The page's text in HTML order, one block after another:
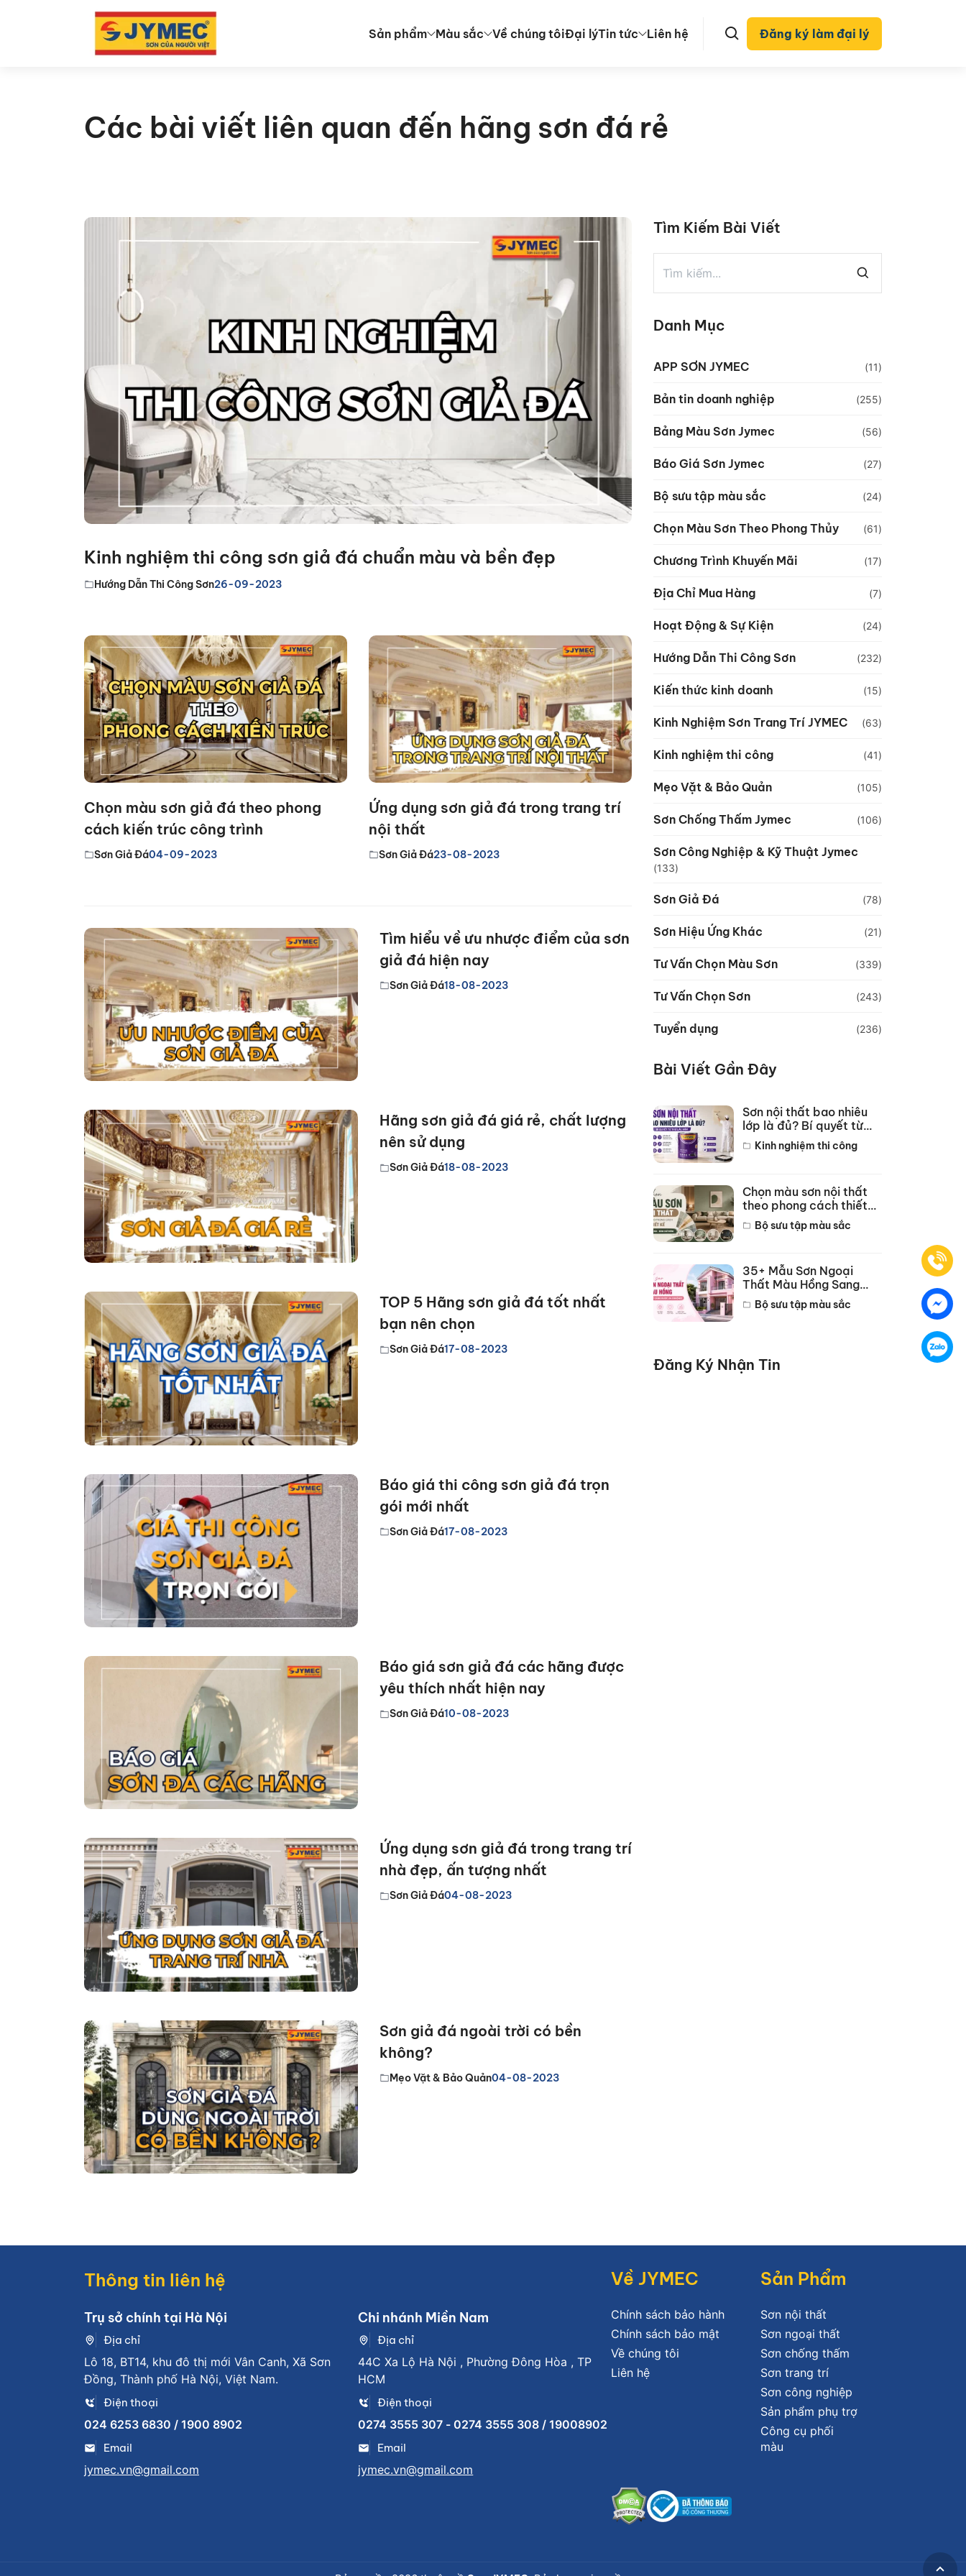
Sản phẩm Màu sắc Về chúng tôiĐại lýTin tức Liên hệ Đăng ký làm đại lý
Các bài viết liên quan đến hãng sơn đá rẻ
Kinh nghiệm thi công sơn giả đá chuẩn màu và bền đẹp
Hướng Dẫn Thi Công Sơn26-09-2023
Chọn màu sơn giả đá theo phong
cách kiến trúc công trình
Sơn Giả Đá04-09-2023
Ứng dụng sơn giả đá trong trang trí
nội thất
Sơn Giả Đá23-08-2023
Tìm hiểu về ưu nhược điểm của sơn
giả đá hiện nay
Sơn Giả Đá18-08-2023
Hãng sơn giả đá giá rẻ, chất lượng
nên sử dụng
Sơn Giả Đá18-08-2023
TOP 5 Hãng sơn giả đá tốt nhất
bạn nên chọn
Sơn Giả Đá17-08-2023
Báo giá thi công sơn giả đá trọn
gói mới nhất
Sơn Giả Đá17-08-2023
Báo giá sơn giả đá các hãng được
yêu thích nhất hiện nay
Sơn Giả Đá10-08-2023
Ứng dụng sơn giả đá trong trang trí
nhà đẹp, ấn tượng nhất
Sơn Giả Đá04-08-2023
Sơn giả đá ngoài trời có bền
không?
Mẹo Vặt & Bảo Quản04-08-2023
Tìm Kiếm Bài Viết
Danh Mục
APP SƠN JYMEC (11)
Bản tin doanh nghiệp (255)
Bảng Màu Sơn Jymec (56)
Báo Giá Sơn Jymec (27)
Bộ sưu tập màu sắc (24)
Chọn Màu Sơn Theo Phong Thủy (61)
Chương Trình Khuyến Mãi (17)
Địa Chỉ Mua Hàng (7)
Hoạt Động & Sự Kiện (24)
Hướng Dẫn Thi Công Sơn (232)
Kiến thức kinh doanh (15)
Kinh Nghiệm Sơn Trang Trí JYMEC (63)
Kinh nghiệm thi công (41)
Mẹo Vặt & Bảo Quản (105)
Sơn Chống Thấm Jymec (106)
Sơn Công Nghiệp & Kỹ Thuật Jymec
(133)
Sơn Giả Đá (78)
Sơn Hiệu Ứng Khác (21)
Tư Vấn Chọn Màu Sơn (339)
Tư Vấn Chọn Sơn (243)
Tuyển dụng (236)
Bài Viết Gần Đây
Sơn nội thất bao nhiêu
lớp là đủ? Bí quyết từ
thợ lâu năm
Kinh nghiệm thi công
Chọn màu sơn nội thất
theo phong cách thiết
kế hot năm 2026
Bộ sưu tập màu sắc
35+ Mẫu Sơn Ngoại
Thất Màu Hồng Sang
Trọng Đẹp Nhất 2026
Bộ sưu tập màu sắc
Đăng Ký Nhận Tin
Thông tin liên hệ
Trụ sở chính tại Hà Nội
Địa chỉ
Lô 18, BT14, khu đô thị mới Vân Canh, Xã Sơn
Đồng, Thành phố Hà Nội, Việt Nam.
Điện thoại
024 6253 6830 / 1900 8902
Email
jymec.vn@gmail.com
Chi nhánh Miền Nam
Địa chỉ
44C Xa Lộ Hà Nội , Phường Đông Hòa , TP
HCM
Điện thoại
0274 3555 307 - 0274 3555 308 / 19008902
Email
jymec.vn@gmail.com
Về JYMEC
Chính sách bảo hành
Chính sách bảo mật
Về chúng tôi
Liên hệ
Sản Phẩm
Sơn nội thất
Sơn ngoại thất
Sơn chống thấm
Sơn trang trí
Sơn công nghiệp
Sản phẩm phụ trợ
Công cụ phối
màu